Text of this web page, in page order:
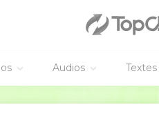
Audios Textes
et tous ses ustensiles ainsi
sur Aaron et ses fils, et tu les
: ‘Ce sera pour moi l'huile de